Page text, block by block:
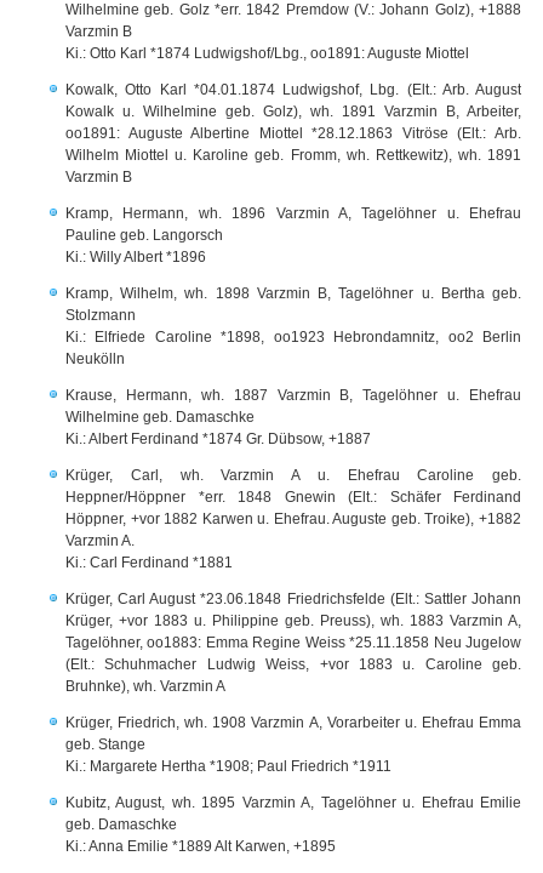
Wilhelmine geb. Golz *err. 1842 Premdow (V.: Johann Golz), +1888
Varzmin B
Ki.: Otto Karl *1874 Ludwigshof/Lbg., oo1891: Auguste Miottel
Kowalk, Otto Karl *04.01.1874 Ludwigshof, Lbg. (Elt.: Arb. August
Kowalk u. Wilhelmine geb. Golz), wh. 1891 Varzmin B, Arbeiter,
oo1891: Auguste Albertine Miottel *28.12.1863 Vitröse (Elt.: Arb.
Wilhelm Miottel u. Karoline geb. Fromm, wh. Rettkewitz), wh. 1891
Varzmin B
Kramp, Hermann, wh. 1896 Varzmin A, Tagelöhner u. Ehefrau
Pauline geb. Langorsch
Ki.: Willy Albert *1896
Kramp, Wilhelm, wh. 1898 Varzmin B, Tagelöhner u. Bertha geb.
Stolzmann
Ki.: Elfriede Caroline *1898, oo1923 Hebrondamnitz, oo2 Berlin
Neukölln
Krause, Hermann, wh. 1887 Varzmin B, Tagelöhner u. Ehefrau
Wilhelmine geb. Damaschke
Ki.: Albert Ferdinand *1874 Gr. Dübsow, +1887
Krüger, Carl, wh. Varzmin A u. Ehefrau Caroline geb.
Heppner/Höppner *err. 1848 Gnewin (Elt.: Schäfer Ferdinand
Höppner, +vor 1882 Karwen u. Ehefrau. Auguste geb. Troike), +1882
Varzmin A.
Ki.: Carl Ferdinand *1881
Krüger, Carl August *23.06.1848 Friedrichsfelde (Elt.: Sattler Johann
Krüger, +vor 1883 u. Philippine geb. Preuss), wh. 1883 Varzmin A,
Tagelöhner, oo1883: Emma Regine Weiss *25.11.1858 Neu Jugelow
(Elt.: Schuhmacher Ludwig Weiss, +vor 1883 u. Caroline geb.
Bruhnke), wh. Varzmin A
Krüger, Friedrich, wh. 1908 Varzmin A, Vorarbeiter u. Ehefrau Emma
geb. Stange
Ki.: Margarete Hertha *1908; Paul Friedrich *1911
Kubitz, August, wh. 1895 Varzmin A, Tagelöhner u. Ehefrau Emilie
geb. Damaschke
Ki.: Anna Emilie *1889 Alt Karwen, +1895